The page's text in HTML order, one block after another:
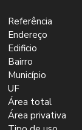
Referência
Endereço
Edificio
Bairro
Município
UF
Área total
Área privativa